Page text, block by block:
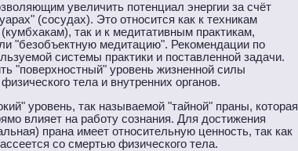
увеличить потенциал энергии за счёт
(сосудах). Это относится как к техникам
так и к медитативным практикам,
"безобъектную медитацию". Рекомендации по
системы практики и поставленной задачи.
"поверхностный" уровень жизненной силы
тела и внутренних органов.
уровень, так называемой "тайной" праны, которая
влияет на работу сознания. Для достижения
прана имеет относительную ценность, так как
со смертью физического тела.